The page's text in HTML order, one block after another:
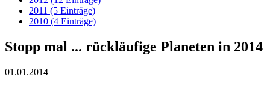
2011 (5 Einträge)
2010 (4 Einträge)
Stopp mal ... rückläufige Planeten in 2014
01.01.2014